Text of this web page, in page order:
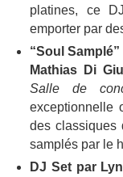
platines, ce
emporter par
“Soul
Mathias Di
Salle de
exceptionnelle
des classiques
samplés par le
DJ Set par